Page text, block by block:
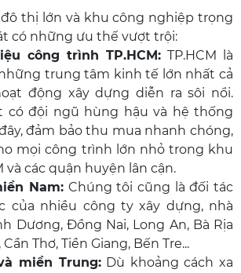
thị lớn và khu công nghiệp trọng
có những ưu thế vượt trội:
công trình TP.HCM: TP.HCM là
trung tâm kinh tế lớn nhất cả
động xây dựng diễn ra sôi nổi.
có đội ngũ hùng hậu và hệ thống
đảm bảo thu mua nhanh chóng,
mọi công trình lớn nhỏ trong khu
và các quận huyện lân cận.
Nam: Chúng tôi cũng là đối tác
của nhiều công ty xây dựng, nhà
Dương, Đồng Nai, Long An, Bà Rịa
Thơ, Tiền Giang, Bến Tre...
miền Trung:Dù khoảng cách xa